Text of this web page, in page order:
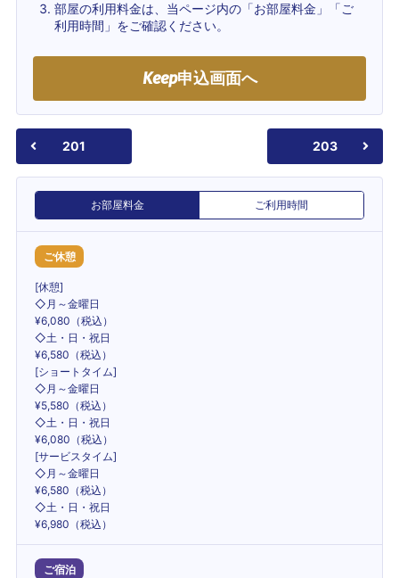
部屋の利用料金は、当ページ内の「お部屋料金」「ご
利用時間」をご確認ください。
Keep申込画面へ
201 203
お部屋料金 ご利用時間
ご休憩
[休憩]
◇月～金曜日
¥6,080（税込）
◇土・日・祝日
¥6,580（税込）
[ショートタイム]
◇月～金曜日
¥5,580（税込）
◇土・日・祝日
¥6,080（税込）
[サービスタイム]
◇月～金曜日
¥6,580（税込）
◇土・日・祝日
¥6,980（税込）
ご宿泊